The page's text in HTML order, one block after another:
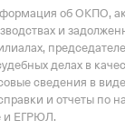
об ОКПО,
и
делах в
сведения в
и отчеты по
и ЕГРЮЛ.